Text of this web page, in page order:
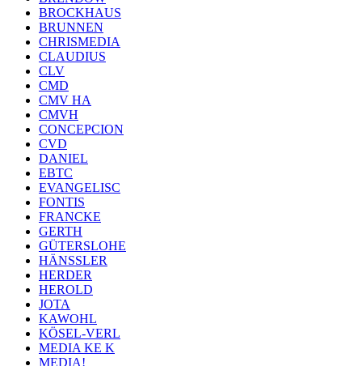
BROCKHAUS
BRUNNEN
CHRISMEDIA
CLAUDIUS
CLV
CMD
CMV HA
CMVH
CONCEPCION
CVD
DANIEL
EBTC
EVANGELISC
FONTIS
FRANCKE
GERTH
GÜTERSLOHE
HÄNSSLER
HERDER
HEROLD
JOTA
KAWOHL
KÖSEL-VERL
MEDIA KE K
MEDIA!